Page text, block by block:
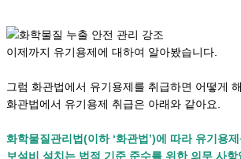
이제까지 유기용제에 대하여 알아봤습니다.
그럼 화관법에서 유기용제를 취급하면 어떻게
화관법에서 유기용제 취급은 아래와 같아요.
화학물질관리법(이하 ‘화관법’)에 따라 유기용
보설비 설치는 법적 기준 준수를 위한 의무 사항